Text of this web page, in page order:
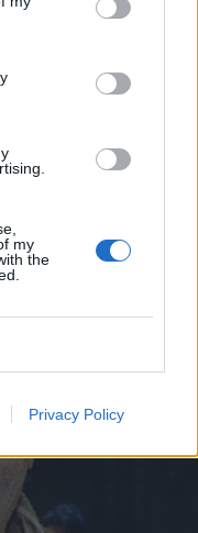
my
the
Privacy Policy
σκληρή